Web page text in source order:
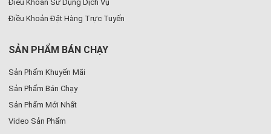
Điều Khoản Sử Dụng Dịch Vụ
Điều Khoản Đặt Hàng Trực Tuyến
SẢN PHẨM BÁN CHẠY
Sản Phẩm Khuyến Mãi
Sản Phẩm Bán Chạy
Sản Phẩm Mới Nhất
Video Sản Phẩm